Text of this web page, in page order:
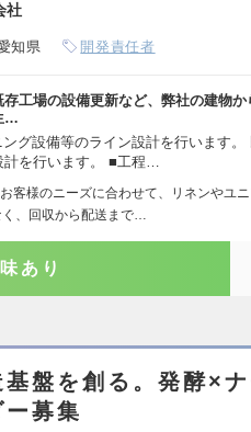
社
知県 開発責任者
工場の設備更新など、弊社の建物か
…
グ設備等のライン設計を行います。
を行います。 ■工程…
客様のニーズに合わせて、リネンやユ
、回収から配送まで…
あり
盤を創る。発酵×
募集